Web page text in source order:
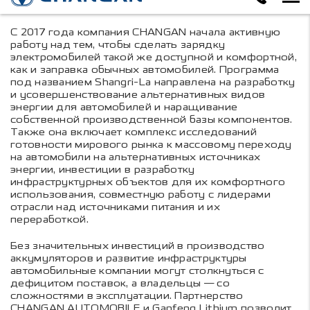
аккумуляторов и утилизации старых батарей.
С 2017 года компания CHANGAN начала активную
работу над тем, чтобы сделать зарядку
электромобилей такой же доступной и комфортной,
как и заправка обычных автомобилей. Программа
под названием Shangri-La направлена на разработку
и усовершенствование альтернативных видов
энергии для автомобилей и наращивание
собственной производственной базы компонентов.
Также она включает комплекс исследований
готовности мирового рынка к массовому переходу
на автомобили на альтернативных источниках
энергии, инвестиции в разработку
инфраструктурных объектов для их комфортного
использования, совместную работу с лидерами
отрасли над источниками питания и их
переработкой.
Без значительных инвестиций в производство
аккумуляторов и развитие инфраструктуры
автомобильные компании могут столкнуться с
дефицитом поставок, а владельцы — со
сложностями в эксплуатации. Партнерство